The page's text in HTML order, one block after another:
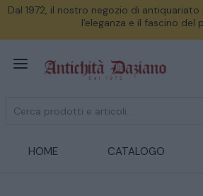
Dal 1972, il nostro negozio di
l'eleganza e il fascino del
HOME CATALOGO